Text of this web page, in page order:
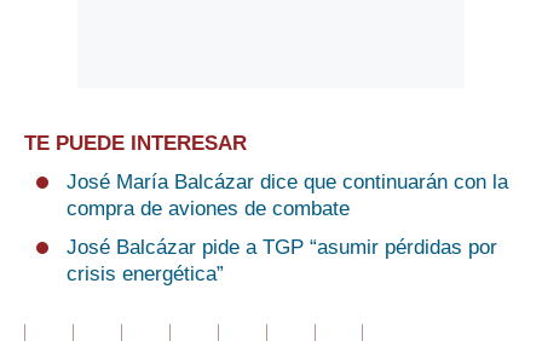
TE PUEDE INTERESAR
José María Balcázar dice que continuarán con la
compra de aviones de combate
José Balcázar pide a TGP “asumir pérdidas por
crisis energética”